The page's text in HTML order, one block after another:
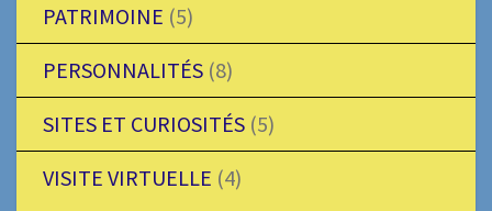
PATRIMOINE (5)
PERSONNALITÉS (8)
SITES ET CURIOSITÉS (5)
VISITE VIRTUELLE (4)